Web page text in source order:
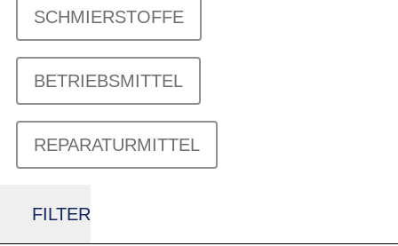
SCHMIERSTOFFE
BETRIEBSMITTEL
REPARATURMITTEL
FILTER